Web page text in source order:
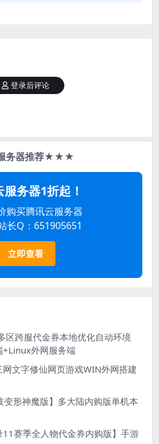
登录后评论
务器推荐★★★
服务器1折起！
购买腾讯云服务器
长Q：651905651
立即查看
区跨服代金券本地优化自动环境
+Linux外网服务端
文字修仙网页游戏WIN外网搭建
形神魔版】多大陆内购版单机本
赛季全人物代金券内购版】手游